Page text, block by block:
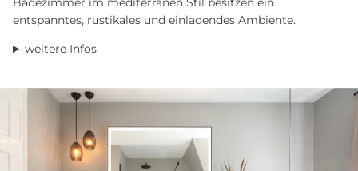
entspanntes, rustikales und einladendes Ambiente.
weitere Infos